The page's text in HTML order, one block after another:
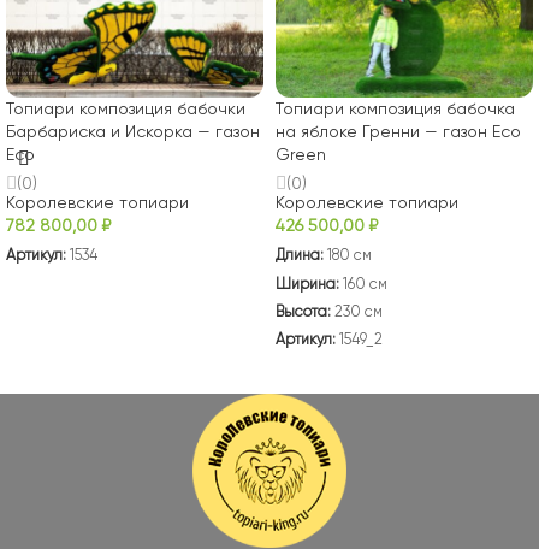
Топиари композиция бабочки
Барбариска и Искорка — газон
Eco
(0)
Королевские топиари
782 800,00₽
Артикул: 1534
Топиари композиция бабочка
на яблоке Гренни — газон Eco
Green
(0)
Королевские топиари
426 500,00₽
Длина: 180 см
Ширина: 160 см
Высота: 230 см
Артикул: 1549_2